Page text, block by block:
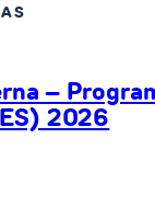
–
2026